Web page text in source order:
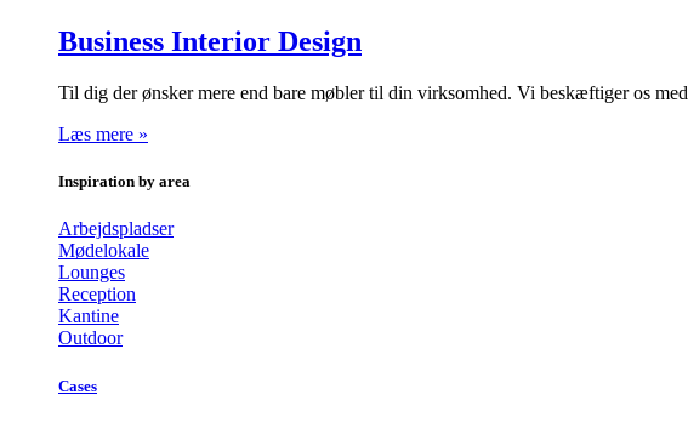
Business Interior Design
Til dig der ønsker mere end bare møbler til din virksomhed. Vi beskæftiger os
Læs mere »
Inspiration by area
Arbejdspladser
Mødelokale
Lounges
Reception
Kantine
Outdoor
Cases